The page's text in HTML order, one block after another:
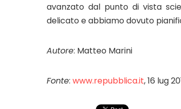
avanzato dal punto di vista
delicato e abbiamo dovuto
Autore: Matteo Marini
Fonte: www.repubblica.it, 16 lug